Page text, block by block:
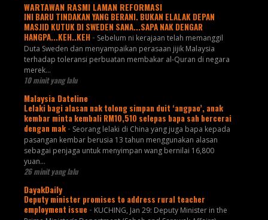
WARTAWAN RASMI LAMAN REFORMASI
INI BARU TINDAKAN YANG BERANI. BUKAN ELALAK DEPAN
MASJID KUTUK DI SWEDEN SANA...SAPA NAK DENGAR
HANGPA...KEH..KEH - Sebelum ni kerajaan telah memanggil
Duta Sweden dan menyampaikan perasaan jijik Malaysia
terhadap toleransi perbuatan membakar al-Quran di negara
merek...
10 minit yang lalu
Malaysia Dateline
Lelaki bagi alasan nak tolong simpan duit ‘angpao’, anak
kembar minta kembali RM10,510 selepas bapa sah bercerai
dengan mak - Seorang lelaki di China yang juga bapa kepada
pasangan kembar berusia 13 tahun menggunakan alasan
sebagai penjaga untuk menyimpan wang bernilai 16,800
yuan...
26 minit yang lalu
DayakDaily
Deputy minister promises to address rural teacher
employment issue - KUCHING, Jan 29: Deputy Minister in the